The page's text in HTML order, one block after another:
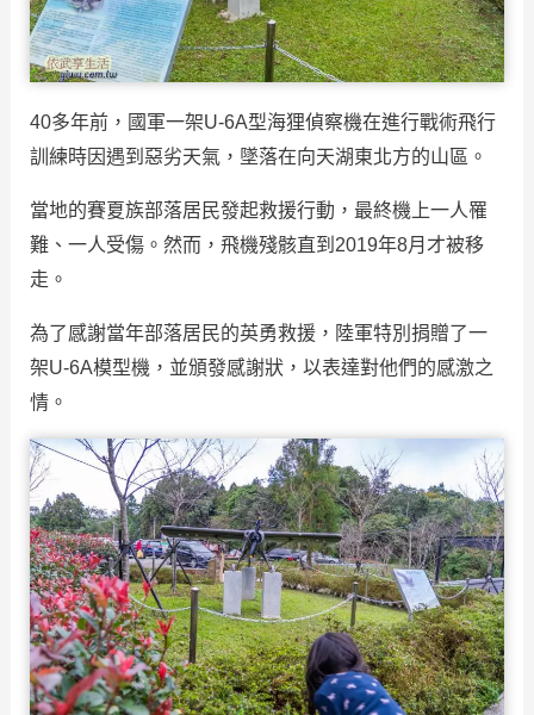
40多年前，國軍一架U-6A型海狸偵察機在進行戰術飛行
訓練時因遇到惡劣天氣，墜落在向天湖東北方的山區。
當地的賽夏族部落居民發起救援行動，最終機上一人罹
難、一人受傷。然而，飛機殘骸直到2019年8月才被移
走。
為了感謝當年部落居民的英勇救援，陸軍特別捐贈了一
架U-6A模型機，並頒發感謝狀，以表達對他們的感激之
情。